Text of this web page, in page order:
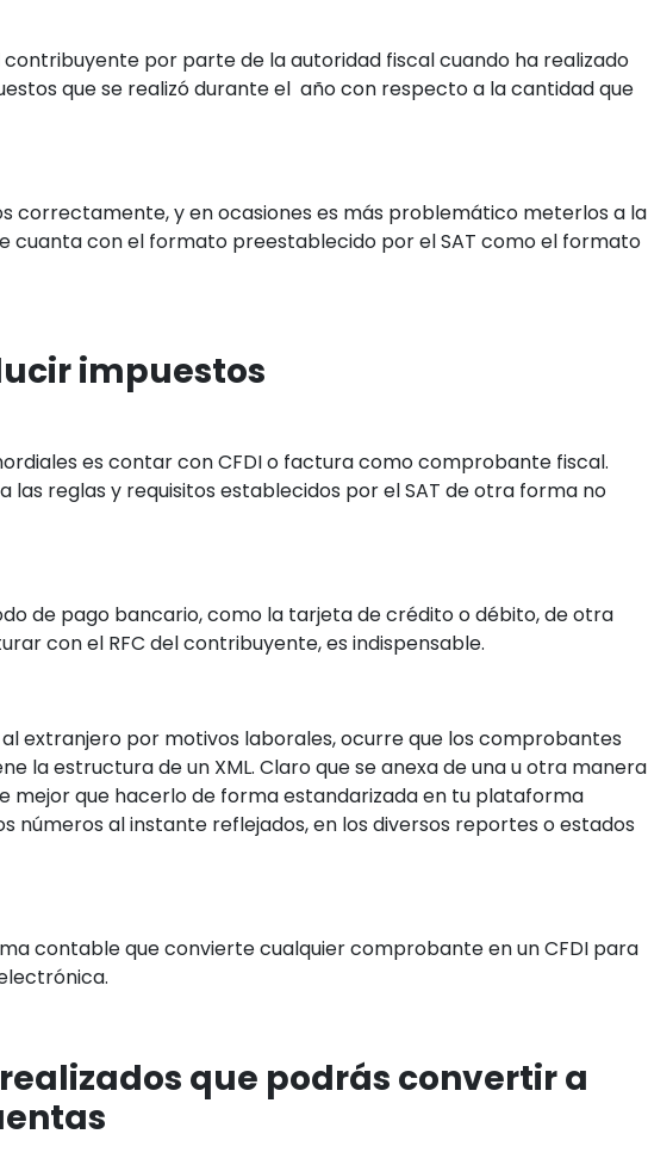
contribuyente por parte de la autoridad fiscal cuando ha realizado
que se realizó durante el año con respecto a la cantidad que
correctamente, y en ocasiones es más problemático meterlos a la
cuanta con el formato preestablecido por el SAT como el formato
impuestos
es contar con CFDI o factura como comprobante fiscal.
las reglas y requisitos establecidos por el SAT de otra forma no
de pago bancario, como la tarjeta de crédito o débito, de otra
con el RFC del contribuyente, es indispensable.
al extranjero por motivos laborales, ocurre que los comprobantes
la estructura de un XML. Claro que se anexa de una u otra manera
mejor que hacerlo de forma estandarizada en tu plataforma
números al instante reflejados, en los diversos reportes o estados
contable que convierte cualquier comprobante en un CFDI para
que podrás convertir a